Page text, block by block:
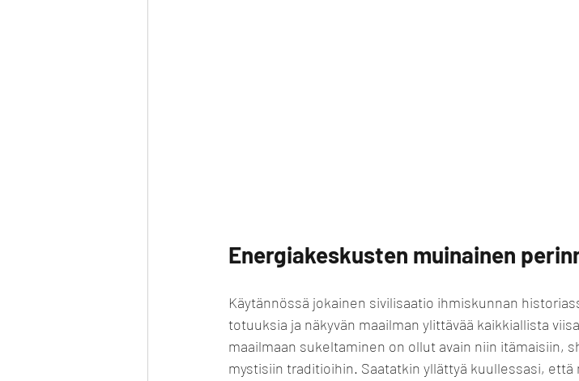
Energiakeskusten muinainen
Käytännössä jokainen sivilisaatio ihmiskunnan
totuuksia ja näkyvän maailman ylittävää kaikkiallista
maailmaan sukeltaminen on ollut avain niin itämaisiin,
mystisiin traditioihin. Saatatkin yllättyä kuullessasi,